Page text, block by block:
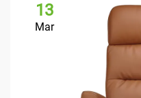
13
Mar